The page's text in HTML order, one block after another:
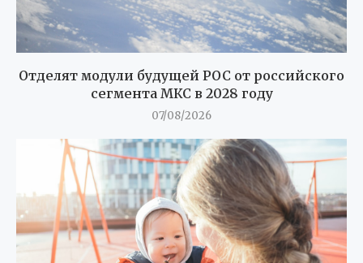
Отделят модули будущей РОС от российского
сегмента МКС в 2028 году
07/08/2026